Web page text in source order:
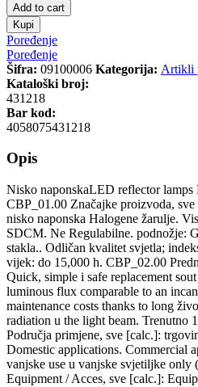
Add to cart
Kupi
Poređenje
Poređenje
Šifra: 09100006 Kategorija: Artikli
Kataloški broj:
431218
Bar kod:
4058075431218
Opis
Nisko naponskaLED reflector
CBP_01.00 Značajke proizvoda,
nisko naponska Halogene žarulje.
SDCM. Ne Regulabilne. podnožje:
stakla.. Odličan kvalitet svjetla;
vijek: do 15,000 h. CBP_02.00
Quick, simple i safe replacement
luminous flux comparable to an
maintenance costs thanks to long
radiation u the light beam. Trenutno
Područja primjene, sve [calc.]:
Domestic applications. Commercial
vanjske use u vanjske svjetiljke
Equipment / Acces, sve [calc.]: